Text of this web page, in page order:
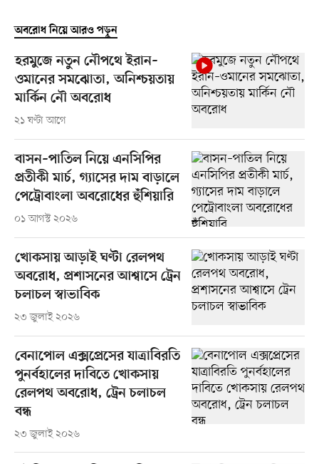
অবরোধ নিয়ে আরও পড়ুন
হরমুজে নতুন নৌপথে ইরান–
ওমানের সমঝোতা, অনিশ্চয়তায়
মার্কিন নৌ অবরোধ
২১ ঘণ্টা আগে
বাসন–পাতিল নিয়ে এনসিপির
প্রতীকী মার্চ, গ্যাসের দাম বাড়ালে
পেট্রোবাংলা অবরোধের হুঁশিয়ারি
০১ আগস্ট ২০২৬
খোকসায় আড়াই ঘণ্টা রেলপথ
অবরোধ, প্রশাসনের আশ্বাসে ট্রেন
চলাচল স্বাভাবিক
২৩ জুলাই ২০২৬
বেনাপোল এক্সপ্রেসের যাত্রাবিরতি
পুনর্বহালের দাবিতে খোকসায়
রেলপথ অবরোধ, ট্রেন চলাচল
বন্ধ
২৩ জুলাই ২০২৬